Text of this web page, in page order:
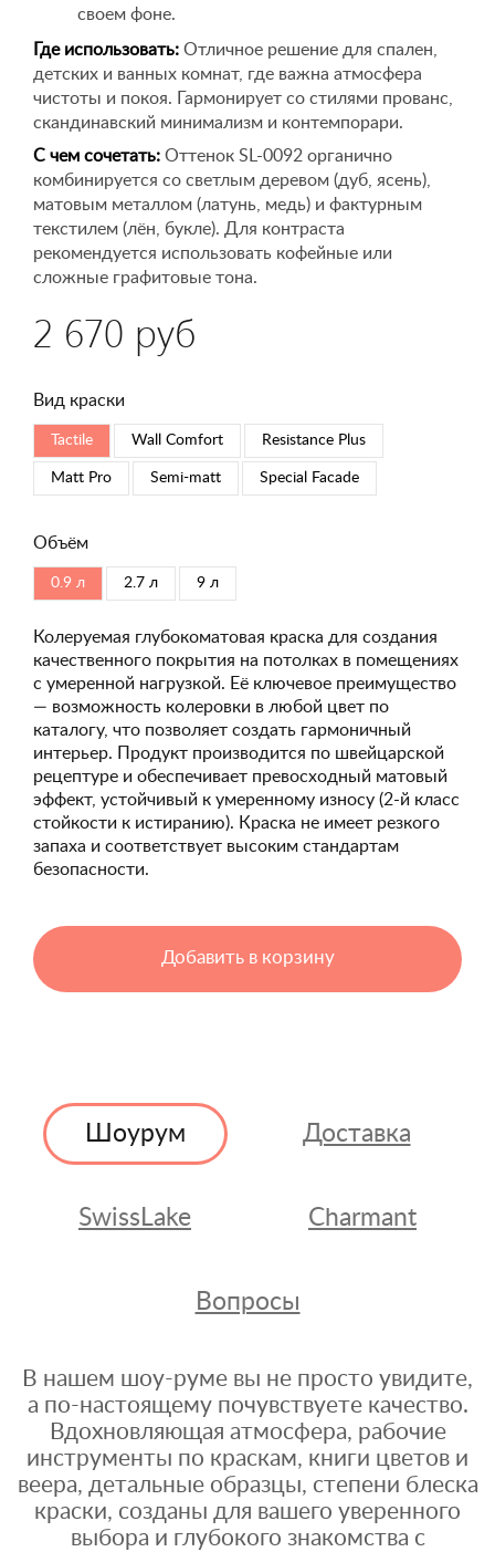
своем фоне.
Где использовать: Отличное решение для спален,
детских и ванных комнат, где важна атмосфера
чистоты и покоя. Гармонирует со стилями прованс,
скандинавский минимализм и контемпорари.
С чем сочетать: Оттенок SL-0092 органично
комбинируется со светлым деревом (дуб, ясень),
матовым металлом (латунь, медь) и фактурным
текстилем (лён, букле). Для контраста
рекомендуется использовать кофейные или
сложные графитовые тона.
2 670 руб
Вид краски
Tactile Wall Comfort Resistance Plus
Matt Pro Semi-matt Special Faсade
Объём
0.9 л 2.7 л 9 л
Колеруемая глубокоматовая краска для создания
качественного покрытия на потолках в помещениях
с умеренной нагрузкой. Её ключевое преимущество
— возможность колеровки в любой цвет по
каталогу, что позволяет создать гармоничный
интерьер. Продукт производится по швейцарской
рецептуре и обеспечивает превосходный матовый
эффект, устойчивый к умеренному износу (2-й класс
стойкости к истиранию). Краска не имеет резкого
запаха и соответствует высоким стандартам
безопасности.
Добавить в корзину
Шоурум Доставка
SwissLake Charmant
Вопросы
В нашем шоу-руме вы не просто увидите,
а по-настоящему почувствуете качество.
Вдохновляющая атмосфера, рабочие
инструменты по краскам, книги цветов и
веера, детальные образцы, степени блеска
краски, созданы для вашего уверенного
выбора и глубокого знакомства с